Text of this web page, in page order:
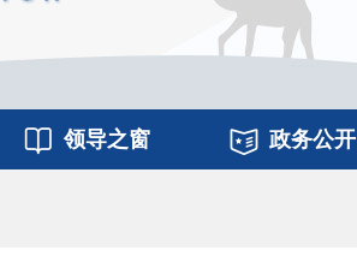
领导之窗 政务公开